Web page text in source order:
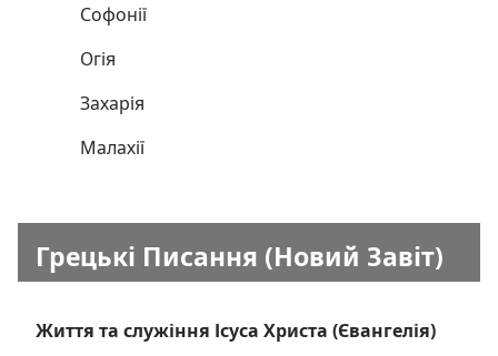
Софонії
Огія
Захарія
Малахії
Грецькі Писання (Новий Завіт)
Життя та служіння Ісуса Христа (Євангелія)